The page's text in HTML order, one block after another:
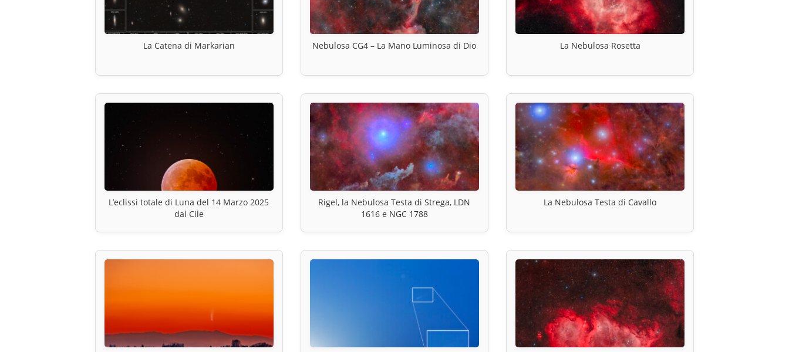
La Catena di Markarian Nebulosa CG4 – La Mano Luminosa di Dio La Nebulosa Rosetta
L’eclissi totale di Luna del 14 Marzo 2025
dal Cile
Rigel, la Nebulosa Testa di Strega, LDN
1616 e NGC 1788
La Nebulosa Testa di Cavallo